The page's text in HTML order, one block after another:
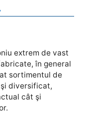
extrem de vast
în general
sortimentul de
diversificat,
cât şi